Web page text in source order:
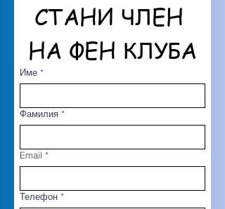
СТАНИ ЧЛЕН
НА ФЕН КЛУБА
Име *
Фамилия *
Email *
Телефон *